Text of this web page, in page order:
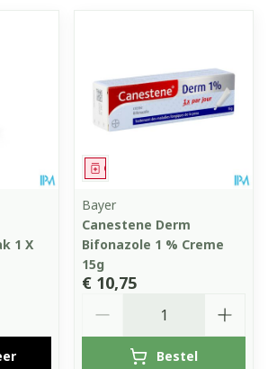
1 X
Geneesmiddel
Bayer
Canestene Derm
Bifonazole 1 % Creme
15g
€ 10,75
Bestel